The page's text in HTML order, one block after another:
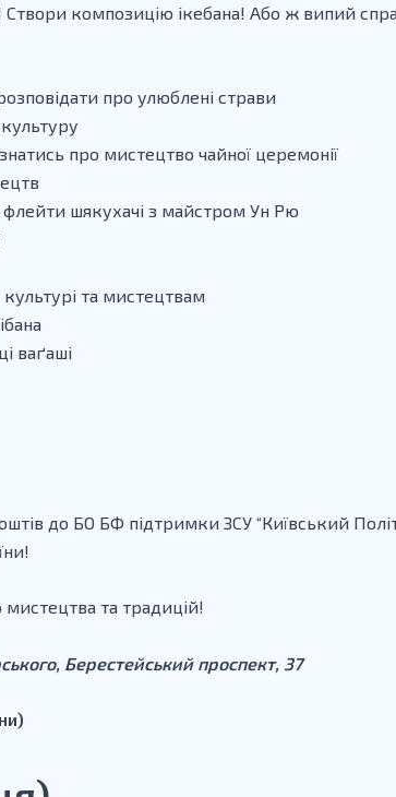
Створи композицію ікебана! Або ж випий
про улюблені страви
про мистецтво чайної церемонії
флейти шякухачі з майстром Ун Рю
культурі та мистецтвам
ваґаші
до БО БФ підтримки ЗСУ “Київський
мистецтва та традицій!
Берестейський проспект, 37